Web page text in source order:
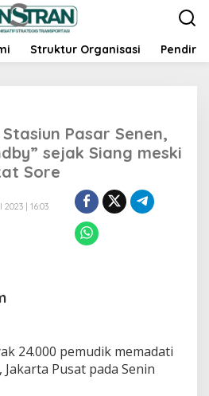
Struktur Organisasi Pendiri
Pasar Senen,
sejak Siang meski
Sore
| 16:03
24.000 pemudik memadati
Pusat pada Senin